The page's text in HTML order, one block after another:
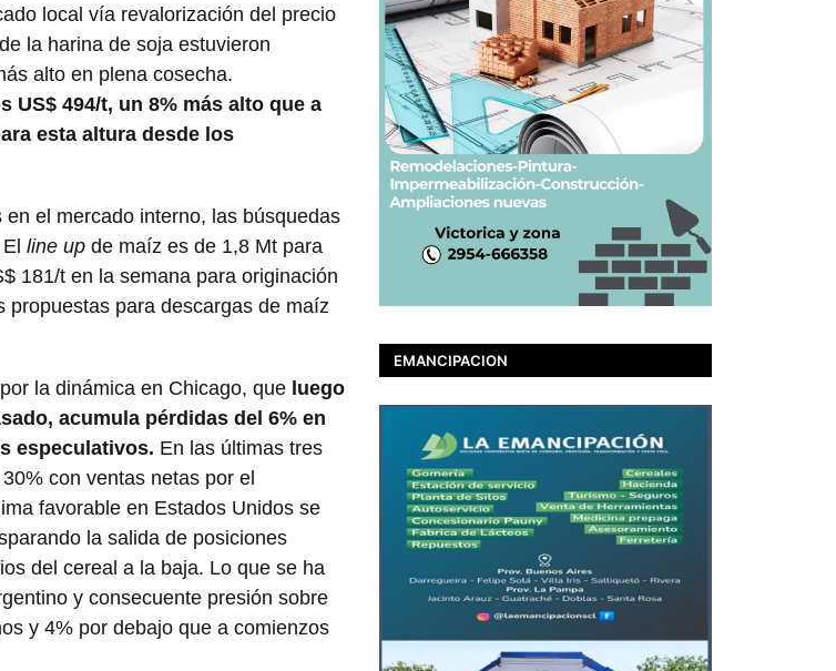
local vía revalorización del precio
la harina de soja estuvieron
alto en plena cosecha.
494/t, un 8% más alto que a
esta altura desde los
el mercado interno, las búsquedas
line up de maíz es de 1,8 Mt para
181/t en la semana para originación
propuestas para descargas de maíz
la dinámica en Chicago, que luego
acumula pérdidas del 6% en
especulativos. En las últimas tres
con ventas netas por el
favorable en Estados Unidos se
la salida de posiciones
del cereal a la baja. Lo que se ha
y consecuente presión sobre
y 4% por debajo que a comienzos
EMANCIPACION